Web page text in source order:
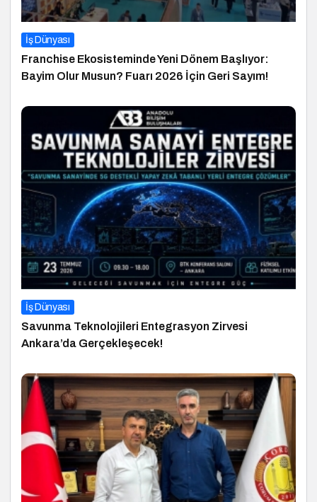
İş Dünyası
Franchise Ekosisteminde Yeni Dönem Başlıyor:
Bayim Olur Musun? Fuarı 2026 İçin Geri Sayım!
İş Dünyası
Savunma Teknolojileri Entegrasyon Zirvesi
Ankara’da Gerçekleşecek!